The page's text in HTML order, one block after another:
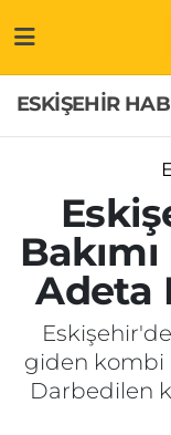
ESKİŞEHİR
Adeta
giden kombi
Darbedilen
GÜNDEM
ASAYİŞ
SİYASET
EKONOMİ
SAĞLIK
İletişim
Künye
Süper Lig
Tüm
Son
Haber